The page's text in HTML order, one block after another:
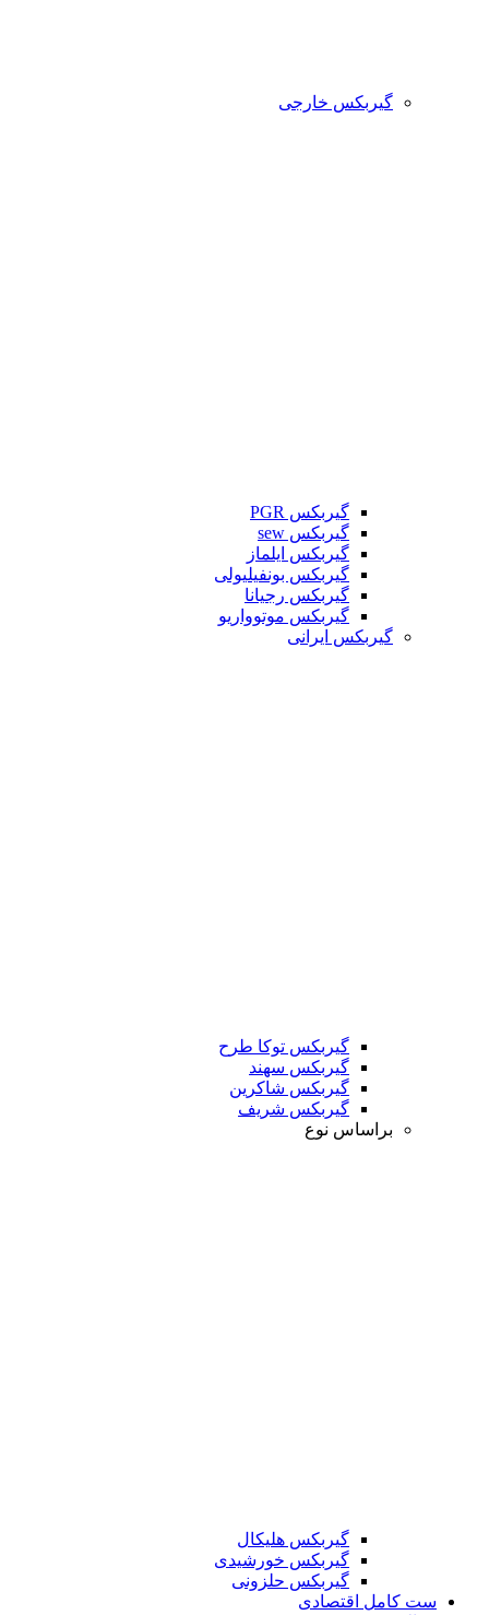
گیربکس خارجی
گیربکس PGR
گیربکس sew
گیربکس ایلماز
گیربکس بونفیلیولی
گیربکس رجیانا
گیربکس موتوواریو
گیربکس ایرانی
گیربکس توکا طرح
گیربکس سهند
گیربکس شاکرین
گیربکس شریف
براساس نوع
گیربکس هلیکال
گیربکس خورشیدی
گیربکس حلزونی
ست کامل اقتصادی